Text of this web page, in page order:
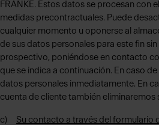
FRANKE. Estos datos se procesan con
medidas precontractuales. Puede
cualquier momento u oponerse al
de sus datos personales para este fin
prospectivo, poniéndose en contacto
que se indica a continuación. En caso
datos personales inmediatamente. En
cuenta de cliente también eliminaremos
c) Su contacto a través del formulario